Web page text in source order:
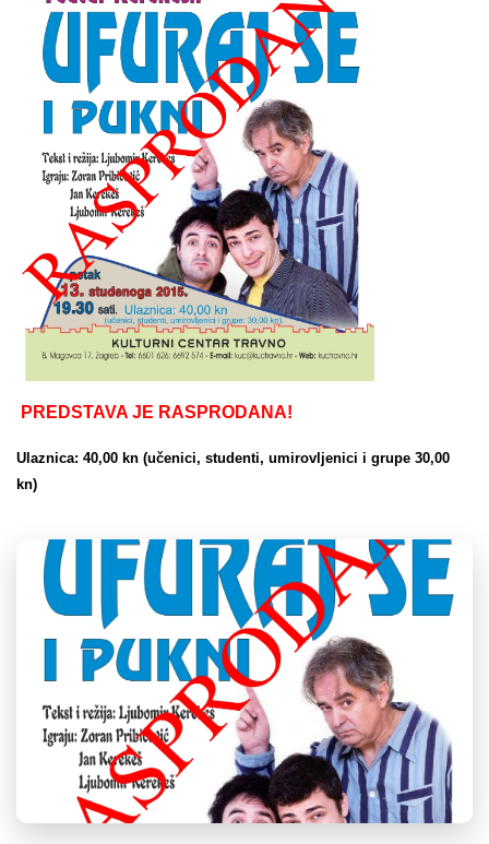
PREDSTAVA JE RASPRODANA!
Ulaznica: 40,00 kn (učenici, studenti, umirovljenici i grupe 30,00
kn)